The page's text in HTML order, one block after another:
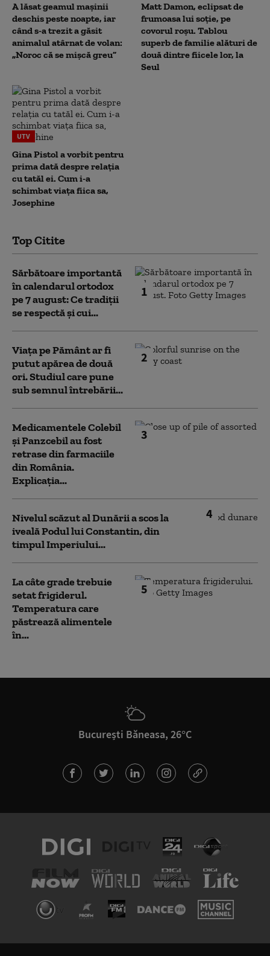
A lăsat geamul mașinii
deschis peste noapte, iar
când s-a trezit a găsit
animalul atârnat de volan:
„Noroc că se mișcă greu”
Matt Damon, eclipsat de
frumoasa lui soție, pe
covorul roșu. Tablou
superb de familie alături de
două dintre fiicele lor, la
Seul
UTV
Gina Pistol a vorbit pentru
prima dată despre relația
cu tatăl ei. Cum i-a
schimbat viața fiica sa,
Josephine
Top Citite
1
Sărbătoare importantă
în calendarul ortodox
pe 7 august: Ce tradiții
se respectă și cui...
2
Viața pe Pământ ar fi
putut apărea de două
ori. Studiul care pune
sub semnul întrebării...
3
Medicamentele Colebil
și Panzcebil au fost
retrase din farmaciile
din România.
Explicația...
4
Nivelul scăzut al Dunării a scos la
iveală Podul lui Constantin, din
timpul Imperiului...
5
La câte grade trebuie
setat frigiderul.
Temperatura care
păstrează alimentele
în...
București Băneasa, 26°C